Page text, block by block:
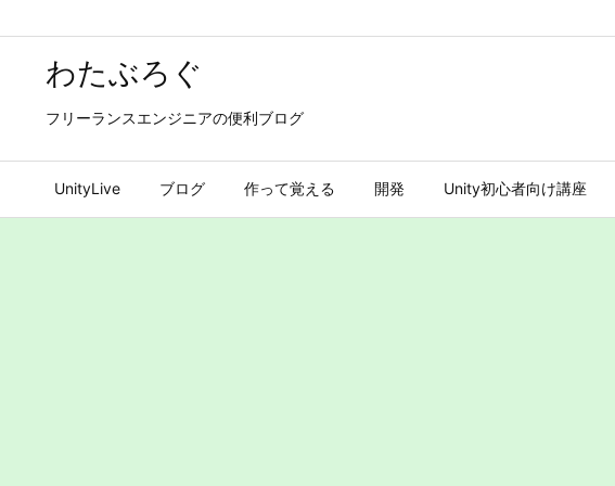
わたぶろぐ
フリーランスエンジニアの便利ブログ
UnityLive ブログ 作って覚える 開発 Unity初心者向け講座